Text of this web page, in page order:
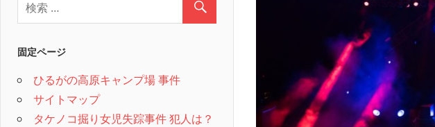
固定ページ
ひるがの高原キャンプ場 事件
サイトマップ
タケノコ掘り女児失踪事件 犯人は？